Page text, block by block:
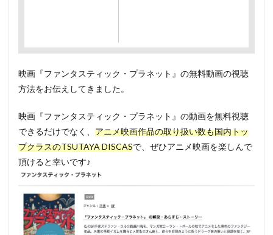
映画『ファンタスティック・プラネット』の無料動画の視聴
方法をお伝えしてきました。
映画『ファンタスティック・プラネット』の動画を無料視聴
できるだけでなく、 アニメ映画作品の取り扱い数も国内トッ
プクラスのTSUTAYA DISCASで、ぜひアニメ映画を楽しんで
頂けると幸いです♪